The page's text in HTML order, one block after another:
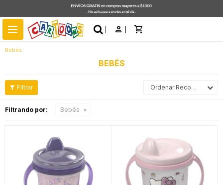
menu
Bebés
BEBÉS
Recomendados
Filtrando por: Bebés
close